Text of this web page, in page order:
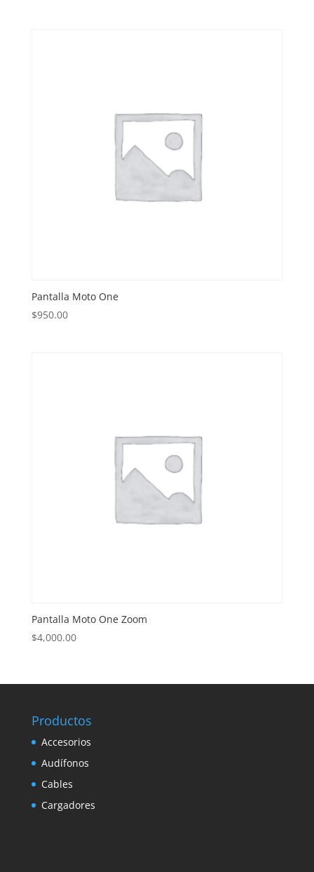
Pantalla Moto One
$950.00
Pantalla Moto One Zoom
$4,000.00
Productos
Accesorios
Audífonos
Cables
Cargadores